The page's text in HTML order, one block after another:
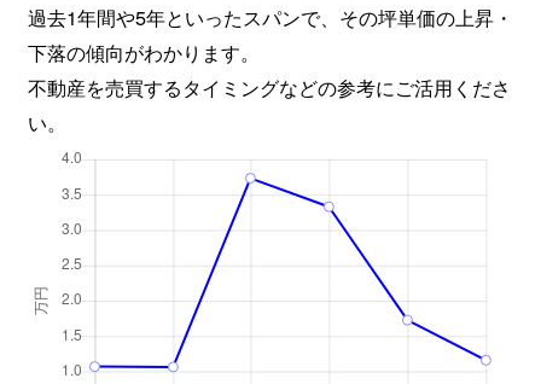
過去1年間や5年といったスパンで、その坪単価の上昇・
下落の傾向がわかります。
不動産を売買するタイミングなどの参考にご活用くださ
い。